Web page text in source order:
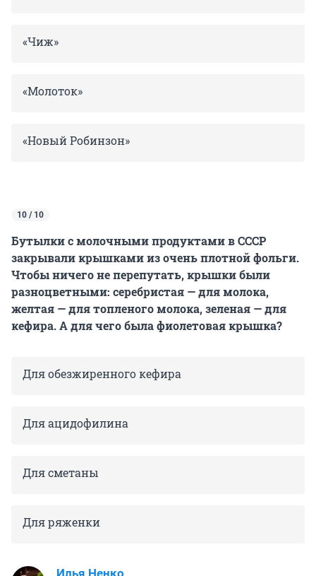
«Чиж»
«Молоток»
«Новый Робинзон»
10 / 10
Бутылки с молочными продуктами в СССР
закрывали крышками из очень плотной фольги.
Чтобы ничего не перепутать, крышки были
разноцветными: серебристая — для молока,
желтая — для топленого молока, зеленая — для
кефира. А для чего была фиолетовая крышка?
Для обезжиренного кефира
Для ацидофилина
Для сметаны
Для ряженки
Илья Ненко